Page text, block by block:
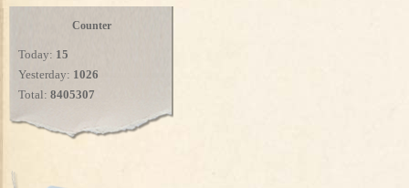
Counter
Today: 15
Yesterday: 1026
Total: 8405307